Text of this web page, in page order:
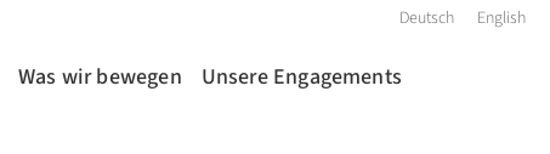
Deutsch English
Was wir bewegen Unsere Engagements